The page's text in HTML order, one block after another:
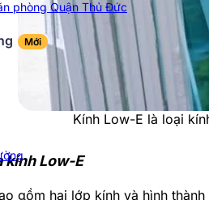
phòng Quận Thủ Đức
Mới
Kính Low-E là loại
kính Low-E
gồm hai lớp kính và hình